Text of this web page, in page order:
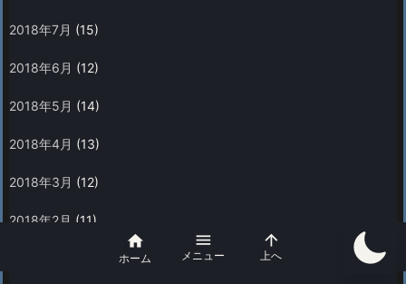
2018年7月 (15)
2018年6月 (12)
2018年5月 (14)
2018年4月 (13)
2018年3月 (12)
2018年2月 (11)

ホーム

メニュー

上へ